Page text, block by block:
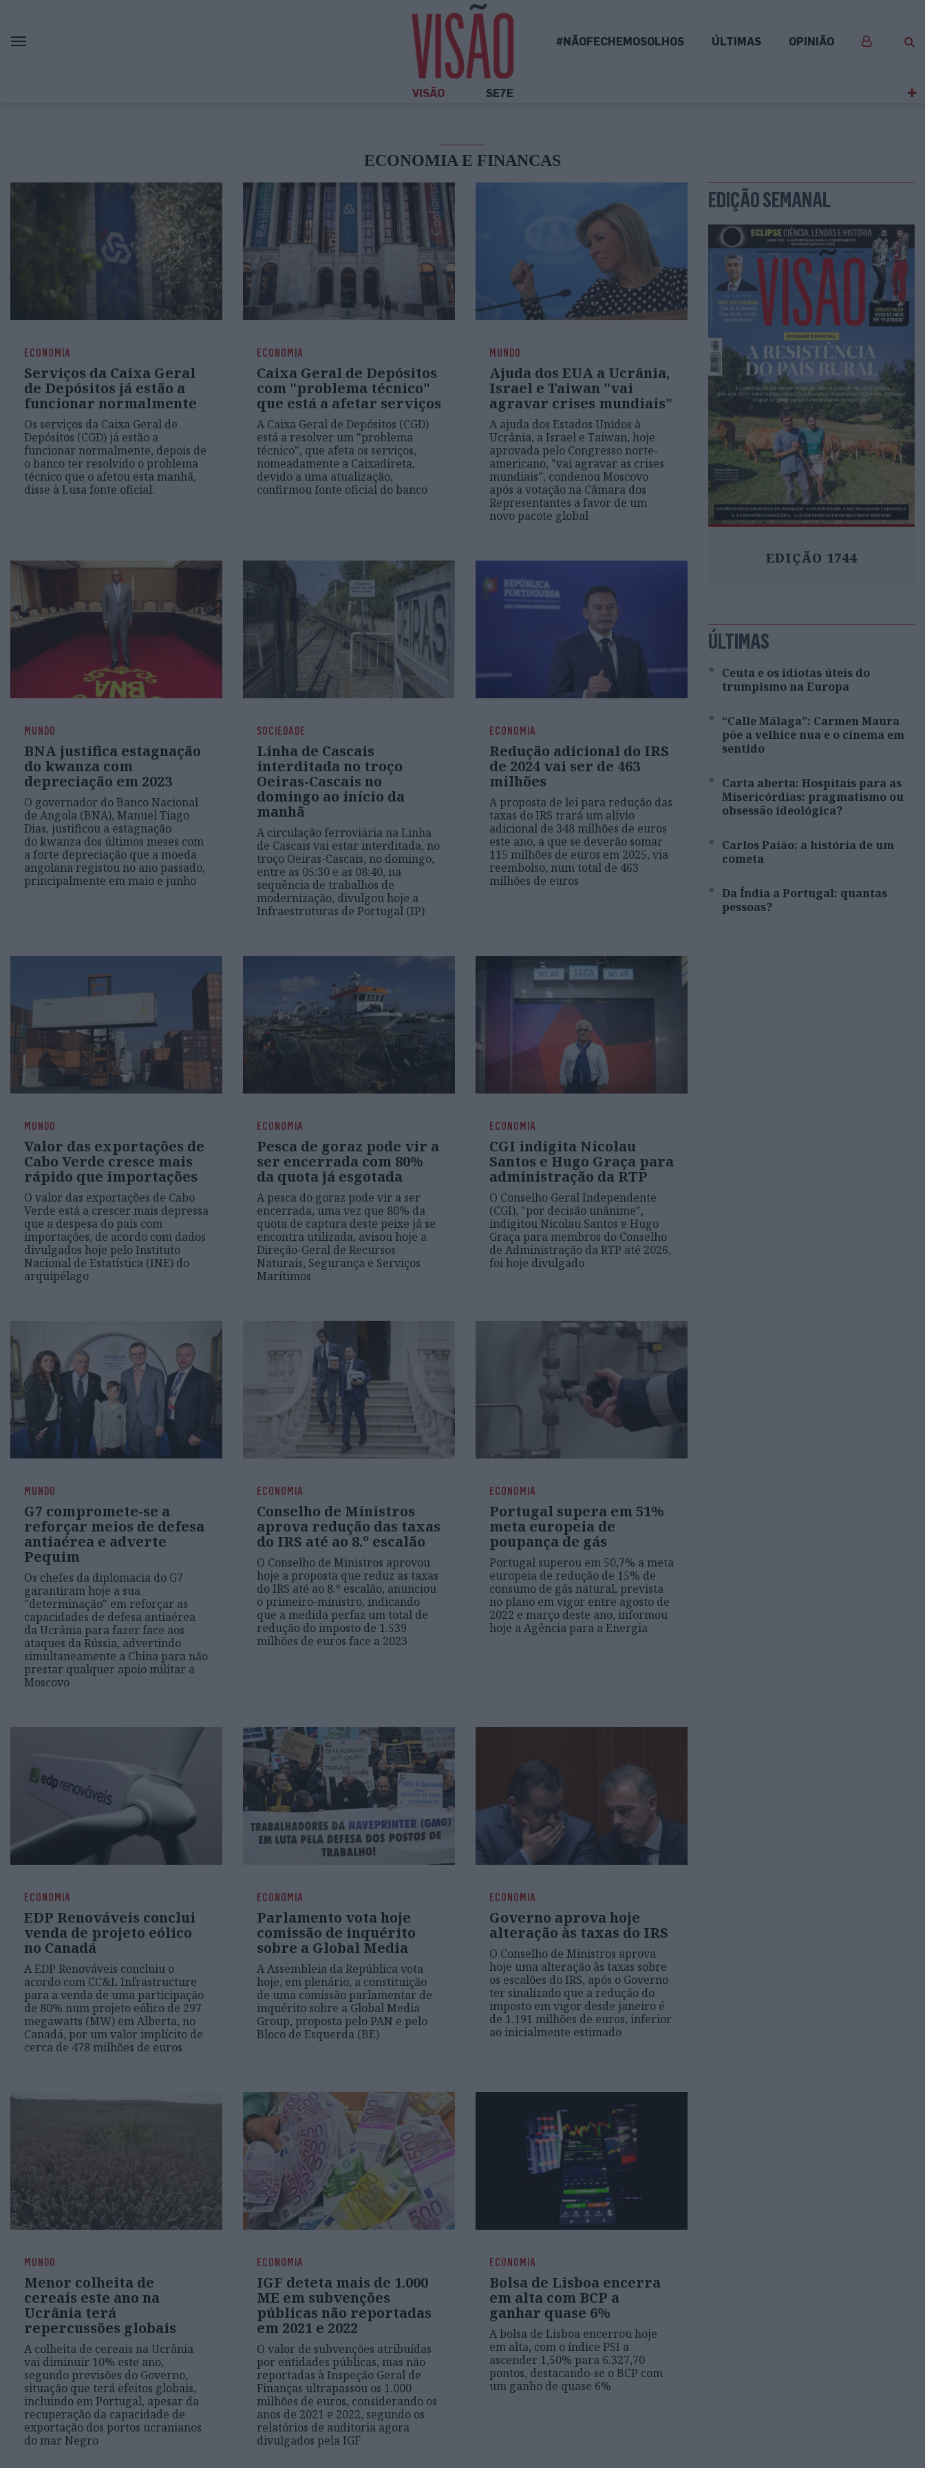
#NÃOFECHEMOSOLHOS ÚLTIMAS OPINIÃO
VISÃO SE7E
ECONOMIA E FINANCAS
ECONOMIA
Serviços da Caixa Geral
de Depósitos já estão a
funcionar normalmente
Os serviços da Caixa Geral de
Depósitos (CGD) já estão a
funcionar normalmente, depois de
o banco ter resolvido o problema
técnico que o afetou esta manhã,
disse à Lusa fonte oficial.
ECONOMIA
Caixa Geral de Depósitos
com "problema técnico"
que está a afetar serviços
A Caixa Geral de Depósitos (CGD)
está a resolver um "problema
técnico", que afeta os serviços,
nomeadamente a Caixadireta,
devido a uma atualização,
confirmou fonte oficial do banco
MUNDO
Ajuda dos EUA a Ucrânia,
Israel e Taiwan "vai
agravar crises mundiais"
A ajuda dos Estados Unidos à
Ucrânia, a Israel e Taiwan, hoje
aprovada pelo Congresso norte-
americano, "vai agravar as crises
mundiais", condenou Moscovo
após a votação na Câmara dos
Representantes a favor de um
novo pacote global
MUNDO
BNA justifica estagnação
do kwanza com
depreciação em 2023
O governador do Banco Nacional
de Angola (BNA), Manuel Tiago
Dias, justificou a estagnação
do kwanza dos últimos meses com
a forte depreciação que a moeda
angolana registou no ano passado,
principalmente em maio e junho
SOCIEDADE
Linha de Cascais
interditada no troço
Oeiras-Cascais no
domingo ao início da
manhã
A circulação ferroviária na Linha
de Cascais vai estar interditada, no
troço Oeiras-Cascais, no domingo,
entre as 05:30 e as 08:40, na
sequência de trabalhos de
modernização, divulgou hoje a
Infraestruturas de Portugal (IP)
ECONOMIA
Redução adicional do IRS
de 2024 vai ser de 463
milhões
A proposta de lei para redução das
taxas do IRS trará um alívio
adicional de 348 milhões de euros
este ano, a que se deverão somar
115 milhões de euros em 2025, via
reembolso, num total de 463
milhões de euros
MUNDO
Valor das exportações de
Cabo Verde cresce mais
rápido que importações
O valor das exportações de Cabo
Verde está a crescer mais depressa
que a despesa do país com
importações, de acordo com dados
divulgados hoje pelo Instituto
Nacional de Estatística (INE) do
arquipélago
ECONOMIA
Pesca de goraz pode vir a
ser encerrada com 80%
da quota já esgotada
A pesca do goraz pode vir a ser
encerrada, uma vez que 80% da
quota de captura deste peixe já se
encontra utilizada, avisou hoje a
Direção-Geral de Recursos
Naturais, Segurança e Serviços
Marítimos
ECONOMIA
CGI indigita Nicolau
Santos e Hugo Graça para
administração da RTP
O Conselho Geral Independente
(CGI), "por decisão unânime",
indigitou Nicolau Santos e Hugo
Graça para membros do Conselho
de Administração da RTP até 2026,
foi hoje divulgado
MUNDO
G7 compromete-se a
reforçar meios de defesa
antiaérea e adverte
Pequim
Os chefes da diplomacia do G7
garantiram hoje a sua
"determinação" em reforçar as
capacidades de defesa antiaérea
da Ucrânia para fazer face aos
ataques da Rússia, advertindo
simultaneamente a China para não
prestar qualquer apoio militar a
Moscovo
ECONOMIA
Conselho de Ministros
aprova redução das taxas
do IRS até ao 8.º escalão
O Conselho de Ministros aprovou
hoje a proposta que reduz as taxas
do IRS até ao 8.º escalão, anunciou
o primeiro-ministro, indicando
que a medida perfaz um total de
redução do imposto de 1.539
milhões de euros face a 2023
ECONOMIA
Portugal supera em 51%
meta europeia de
poupança de gás
Portugal superou em 50,7% a meta
europeia de redução de 15% de
consumo de gás natural, prevista
no plano em vigor entre agosto de
2022 e março deste ano, informou
hoje a Agência para a Energia
ECONOMIA
EDP Renováveis conclui
venda de projeto eólico
no Canadá
A EDP Renováveis concluiu o
acordo com CC&L Infrastructure
para a venda de uma participação
de 80% num projeto eólico de 297
megawatts (MW) em Alberta, no
Canadá, por um valor implícito de
cerca de 478 milhões de euros
ECONOMIA
Parlamento vota hoje
comissão de inquérito
sobre a Global Media
A Assembleia da República vota
hoje, em plenário, a constituição
de uma comissão parlamentar de
inquérito sobre a Global Media
Group, proposta pelo PAN e pelo
Bloco de Esquerda (BE)
ECONOMIA
Governo aprova hoje
alteração às taxas do IRS
O Conselho de Ministros aprova
hoje uma alteração às taxas sobre
os escalões do IRS, após o Governo
ter sinalizado que a redução do
imposto em vigor desde janeiro é
de 1.191 milhões de euros, inferior
ao inicialmente estimado
MUNDO
Menor colheita de
cereais este ano na
Ucrânia terá
repercussões globais
A colheita de cereais na Ucrânia
vai diminuir 10% este ano,
segundo previsões do Governo,
situação que terá efeitos globais,
incluindo em Portugal, apesar da
recuperação da capacidade de
exportação dos portos ucranianos
do mar Negro
ECONOMIA
IGF deteta mais de 1.000
ME em subvenções
públicas não reportadas
em 2021 e 2022
O valor de subvenções atribuídas
por entidades públicas, mas não
reportadas à Inspeção Geral de
Finanças ultrapassou os 1.000
milhões de euros, considerando os
anos de 2021 e 2022, segundo os
relatórios de auditoria agora
divulgados pela IGF
ECONOMIA
Bolsa de Lisboa encerra
em alta com BCP a
ganhar quase 6%
A bolsa de Lisboa encerrou hoje
em alta, com o índice PSI a
ascender 1,50% para 6.327,70
pontos, destacando-se o BCP com
um ganho de quase 6%
EDIÇÃO SEMANAL
EDIÇÃO 1744
ÚLTIMAS
Ceuta e os idiotas úteis do
trumpismo na Europa
“Calle Málaga”: Carmen Maura
põe a velhice nua e o cinema em
sentido
Carta aberta: Hospitais para as
Misericórdias: pragmatismo ou
obsessão ideológica?
Carlos Paião: a história de um
cometa
Da Índia a Portugal: quantas
pessoas?